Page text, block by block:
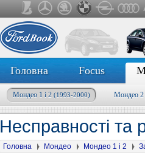
Головна Focus
Мондео 1 і 2 (1993-2000) Мондео 2
Несправності та
Головна Мондео Мондео 1 і 2